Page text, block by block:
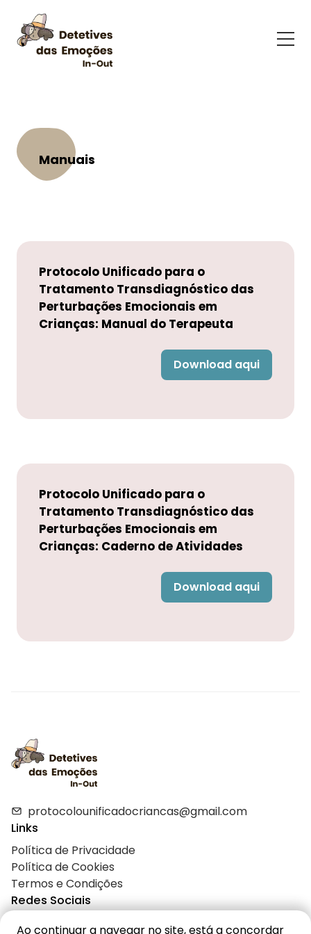
Eficácia
Stepped Care
Formação
Acesso Restrito
Manuais
Protocolo Unificado para o
Tratamento Transdiagnóstico das
Perturbações Emocionais em
Crianças: Manual do Terapeuta
Download aqui
Protocolo Unificado para o
Tratamento Transdiagnóstico das
Perturbações Emocionais em
Crianças: Caderno de Atividades
Download aqui
protocolounificadocriancas@gmail.com
Links
Política de Privacidade
Política de Cookies
Termos e Condições
Redes Sociais
Ao continuar a navegar no site, está a concordar